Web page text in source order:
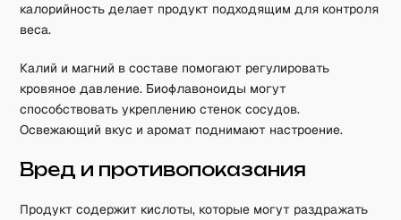
калорийность делает продукт подходящим для контроля
веса.
Калий и магний в составе помогают регулировать
кровяное давление. Биофлавоноиды могут
способствовать укреплению стенок сосудов.
Освежающий вкус и аромат поднимают настроение.
Вред и противопоказания
Продукт содержит кислоты, которые могут раздражать